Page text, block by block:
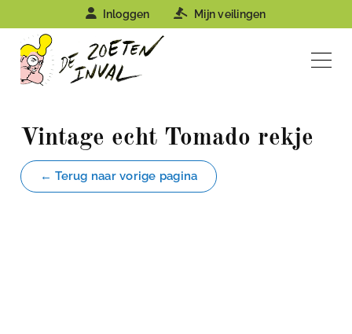
Inloggen Mijn veilingen
Vintage echt Tomado rekje
← Terug naar vorige pagina